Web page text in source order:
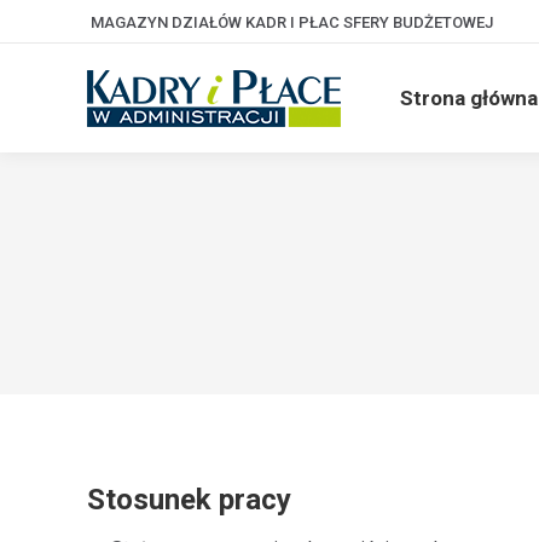
MAGAZYN DZIAŁÓW KADR I PŁAC SFERY BUDŻETOWEJ
Strona główna
Stosunek pracy